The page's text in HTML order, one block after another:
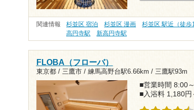
関連情報 杉並区 宿泊 杉並区 漫画 杉並区 駅近（徒歩
高円寺駅
新高円寺駅
FLOBA（フローバ）
東京都 / 三鷹市 / 練馬高野台駅6.66km / 三鷹駅93m
■営業時間 8:00
■入浴料 1,180円